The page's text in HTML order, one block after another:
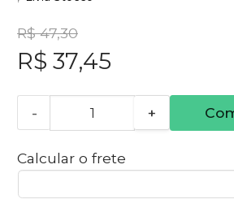
R$ 47,30
R$ 37,45
- +
Calcular o frete